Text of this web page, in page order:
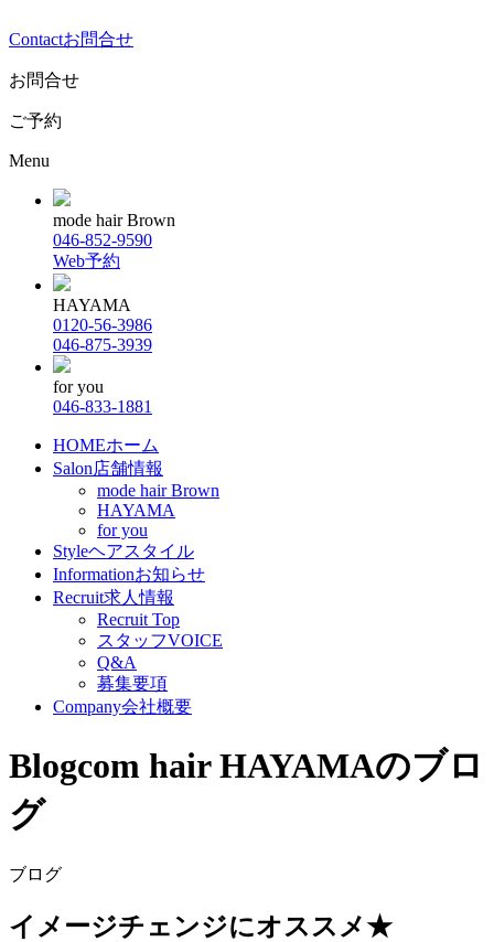
Contactお問合せ
お問合せ
ご予約
Menu
mode hair Brown
046-852-9590
Web予約
HAYAMA
0120-56-3986
046-875-3939
for you
046-833-1881
HOMEホーム
Salon店舗情報
mode hair Brown
HAYAMA
for you
Styleヘアスタイル
Informationお知らせ
Recruit求人情報
Recruit Top
スタッフVOICE
Q&A
募集要項
Company会社概要
Blogcom hair HAYAMAのブロ
グ
ブログ
イメージチェンジにオススメ★